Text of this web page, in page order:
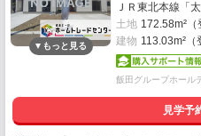
ＪＲ東北本線「
土地 172.58m²（
建物 113.03m²（
飯田グループホー
見学予